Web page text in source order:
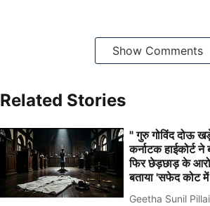
Show Comments
Related Stories
" गुरु गोविंद दोऊ
कर्नाटक हाईकोर्ट ने
फिर छेड़छाड़ के
बताया 'सफेद कोट में
Geetha Sunil Pillai